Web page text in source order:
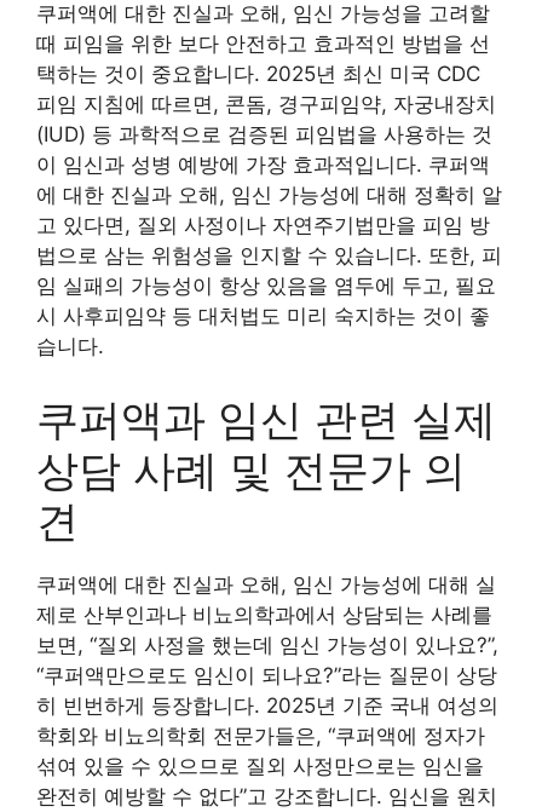
쿠퍼액에 대한 진실과 오해, 임신 가능성을 고려할
때 피임을 위한 보다 안전하고 효과적인 방법을 선
택하는 것이 중요합니다. 2025년 최신 미국 CDC
피임 지침에 따르면, 콘돔, 경구피임약, 자궁내장치
(IUD) 등 과학적으로 검증된 피임법을 사용하는 것
이 임신과 성병 예방에 가장 효과적입니다. 쿠퍼액
에 대한 진실과 오해, 임신 가능성에 대해 정확히 알
고 있다면, 질외 사정이나 자연주기법만을 피임 방
법으로 삼는 위험성을 인지할 수 있습니다. 또한, 피
임 실패의 가능성이 항상 있음을 염두에 두고, 필요
시 사후피임약 등 대처법도 미리 숙지하는 것이 좋
습니다.
쿠퍼액과 임신 관련 실제
상담 사례 및 전문가 의
견
쿠퍼액에 대한 진실과 오해, 임신 가능성에 대해 실
제로 산부인과나 비뇨의학과에서 상담되는 사례를
보면, “질외 사정을 했는데 임신 가능성이 있나요?”,
“쿠퍼액만으로도 임신이 되나요?”라는 질문이 상당
히 빈번하게 등장합니다. 2025년 기준 국내 여성의
학회와 비뇨의학회 전문가들은, “쿠퍼액에 정자가
섞여 있을 수 있으므로 질외 사정만으로는 임신을
완전히 예방할 수 없다”고 강조합니다. 임신을 원치